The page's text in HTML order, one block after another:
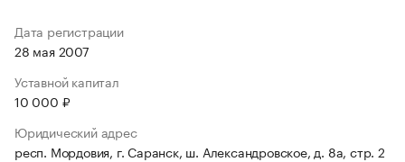
Дата регистрации
28 мая 2007
Уставной капитал
10 000 ₽
Юридический адрес
респ. Мордовия, г. Саранск, ш. Александровское, д. 8а, стр. 2